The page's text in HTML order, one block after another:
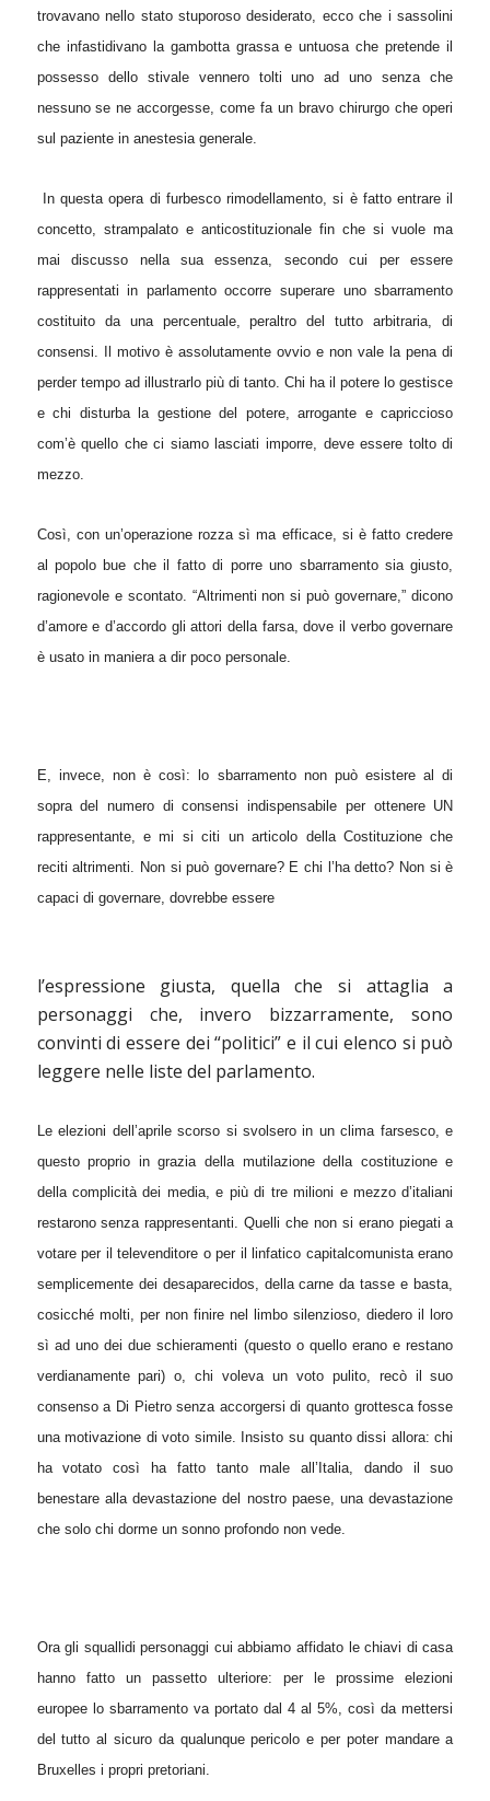
trovavano nello stato stuporoso desiderato, ecco che i sassolini
che infastidivano la gambotta grassa e untuosa che pretende il
possesso dello stivale vennero tolti uno ad uno senza che
nessuno se ne accorgesse, come fa un bravo chirurgo che operi
sul paziente in anestesia generale.
In questa opera di furbesco rimodellamento, si è fatto entrare il
concetto, strampalato e anticostituzionale fin che si vuole ma
mai discusso nella sua essenza, secondo cui per essere
rappresentati in parlamento occorre superare uno sbarramento
costituito da una percentuale, peraltro del tutto arbitraria, di
consensi. Il motivo è assolutamente ovvio e non vale la pena di
perder tempo ad illustrarlo più di tanto. Chi ha il potere lo gestisce
e chi disturba la gestione del potere, arrogante e capriccioso
com’è quello che ci siamo lasciati imporre, deve essere tolto di
mezzo.
Così, con un’operazione rozza sì ma efficace, si è fatto credere
al popolo bue che il fatto di porre uno sbarramento sia giusto,
ragionevole e scontato. “Altrimenti non si può governare,” dicono
d’amore e d’accordo gli attori della farsa, dove il verbo governare
è usato in maniera a dir poco personale.
E, invece, non è così: lo sbarramento non può esistere al di
sopra del numero di consensi indispensabile per ottenere UN
rappresentante, e mi si citi un articolo della Costituzione che
reciti altrimenti. Non si può governare? E chi l’ha detto? Non si è
capaci di governare, dovrebbe essere
l’espressione giusta, quella che si attaglia a
personaggi che, invero bizzarramente, sono
convinti di essere dei “politici” e il cui elenco si può
leggere nelle liste del parlamento.
Le elezioni dell’aprile scorso si svolsero in un clima farsesco, e
questo proprio in grazia della mutilazione della costituzione e
della complicità dei media, e più di tre milioni e mezzo d’italiani
restarono senza rappresentanti. Quelli che non si erano piegati a
votare per il televenditore o per il linfatico capitalcomunista erano
semplicemente dei desaparecidos, della carne da tasse e basta,
cosicché molti, per non finire nel limbo silenzioso, diedero il loro
sì ad uno dei due schieramenti (questo o quello erano e restano
verdianamente pari) o, chi voleva un voto pulito, recò il suo
consenso a Di Pietro senza accorgersi di quanto grottesca fosse
una motivazione di voto simile. Insisto su quanto dissi allora: chi
ha votato così ha fatto tanto male all’Italia, dando il suo
benestare alla devastazione del nostro paese, una devastazione
che solo chi dorme un sonno profondo non vede.
Ora gli squallidi personaggi cui abbiamo affidato le chiavi di casa
hanno fatto un passetto ulteriore: per le prossime elezioni
europee lo sbarramento va portato dal 4 al 5%, così da mettersi
del tutto al sicuro da qualunque pericolo e per poter mandare a
Bruxelles i propri pretoriani.